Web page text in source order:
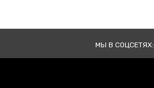
МЫ В СОЦСЕТЯХ: